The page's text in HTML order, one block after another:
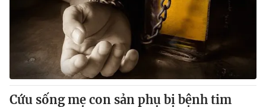
Cứu sống mẹ con sản phụ bị bệnh tim